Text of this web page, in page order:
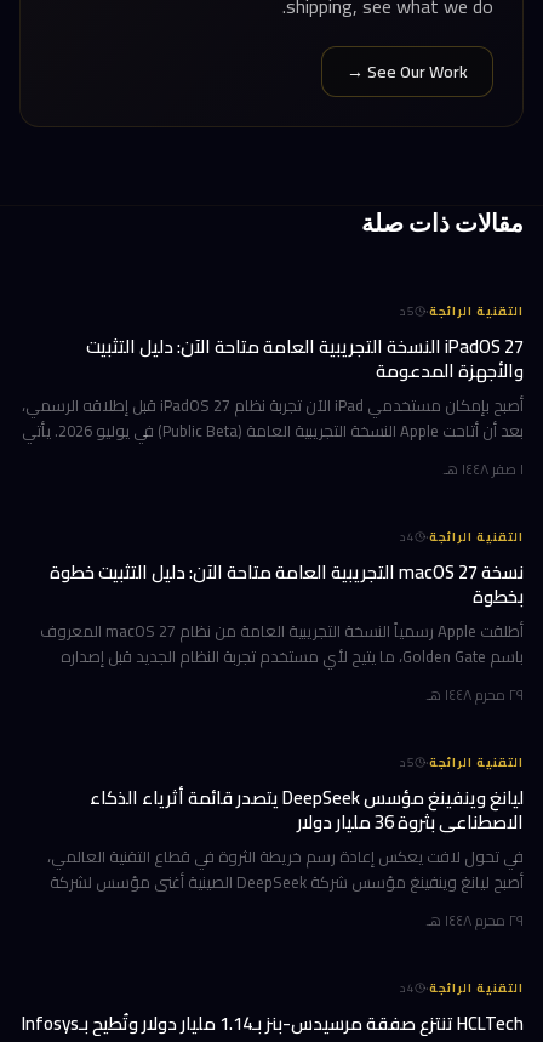
See Our Work →
مقالات ذات صلة
التقنية الرائجة·
5د
iPadOS 27 النسخة التجريبية العامة متاحة الآن: دليل التثبيت
والأجهزة المدعومة
أصبح بإمكان مستخدمي iPad الآن تجربة نظام iPadOS 27 قبل إطلاقه الرسمي،
بعد أن أتاحت Apple النسخة التجريبية العامة (Public Beta) في يوليو 2026. يأتي
١ صفر ١٤٤٨ هـ
التقنية الرائجة·
4د
نسخة macOS 27 التجريبية العامة متاحة الآن: دليل التثبيت خطوة
بخطوة
أطلقت Apple رسمياً النسخة التجريبية العامة من نظام macOS 27 المعروف
باسم Golden Gate، ما يتيح لأي مستخدم تجربة النظام الجديد قبل إصداره
٢٩ محرم ١٤٤٨ هـ
التقنية الرائجة·
5د
ليانغ وينفينغ مؤسس DeepSeek يتصدر قائمة أثرياء الذكاء
الاصطناعي بثروة 36 مليار دولار
في تحول لافت يعكس إعادة رسم خريطة الثروة في قطاع التقنية العالمي،
أصبح ليانغ وينفينغ مؤسس شركة DeepSeek الصينية أغنى مؤسس لشركة
٢٩ محرم ١٤٤٨ هـ
التقنية الرائجة·
4د
HCLTech تنتزع صفقة مرسيدس-بنز بـ1.14 مليار دولار وتُطيح بـInfosys